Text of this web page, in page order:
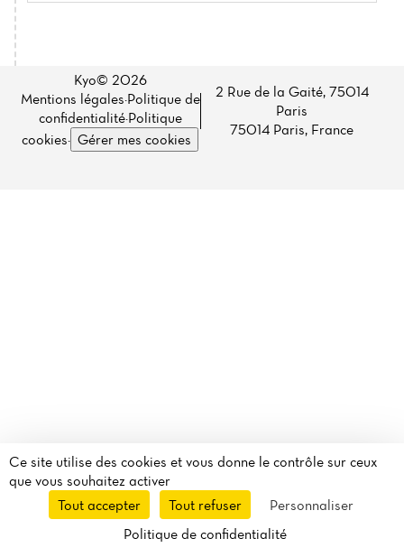
Kyo© 2026
Mentions légales·Politique de
confidentialité·Politique
cookies· Gérer mes cookies
2 Rue de la Gaité, 75014
Paris
75014 Paris, France
À emporter Livraison Itinéraire
Actualités
Carte
Avis
Ce site utilise des cookies et vous donne le contrôle sur ceux
que vous souhaitez activer
Tout accepter
Tout refuser
Personnaliser
Politique de confidentialité